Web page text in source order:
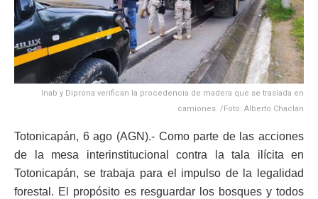
Inab y Diprona verifican la procedencia de madera que se traslada en
camiones. /Foto: Alberto Chaclán
Totonicapán, 6 ago (AGN).- Como parte de las acciones
de la mesa interinstitucional contra la tala ilícita en
Totonicapán, se trabaja para el impulso de la legalidad
forestal. El propósito es resguardar los bosques y todos